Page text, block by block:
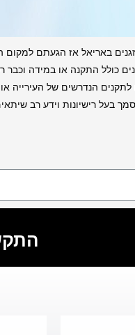
באריאל אז הגעתם למקום
הנדרשים של העירייה או
בעל רישיונות וידע רב